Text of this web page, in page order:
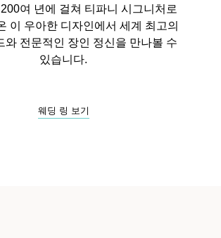
여 년에 걸쳐 티파니 시그니처로
이 우아한 디자인에서 세계 최고의
와 전문적인 장인 정신을 만나볼 수
있습니다.
웨딩 링 보기